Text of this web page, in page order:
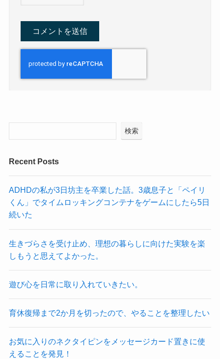
検索
Recent Posts
ADHDの私が3日坊主を卒業した話。3歳息子と「ペイリ
くん」でタイムロッキングコンテナをゲームにしたら5日
続いた
生きづらさを受け止め、理想の暮らしに向けた実験を楽
しもうと思えてよかった。
遊び心を日常に取り入れていきたい。
育休復帰まで2か月を切ったので、やることを整理したい
お気に入りのネクタイピンをメッセージカード置きに使
えることを発見！